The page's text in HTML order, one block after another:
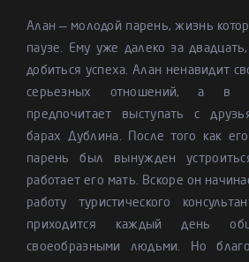
Алан — молодой парень, жизнь
паузе. Ему уже далеко за
добиться успеха. Алан ненавидит
серьезных отношений, а в
предпочитает выступать с
барах Дублина. После того как
парень был вынужден
работает его мать. Вскоре он
работу туристического
приходится каждый день
своеобразными людьми. Но